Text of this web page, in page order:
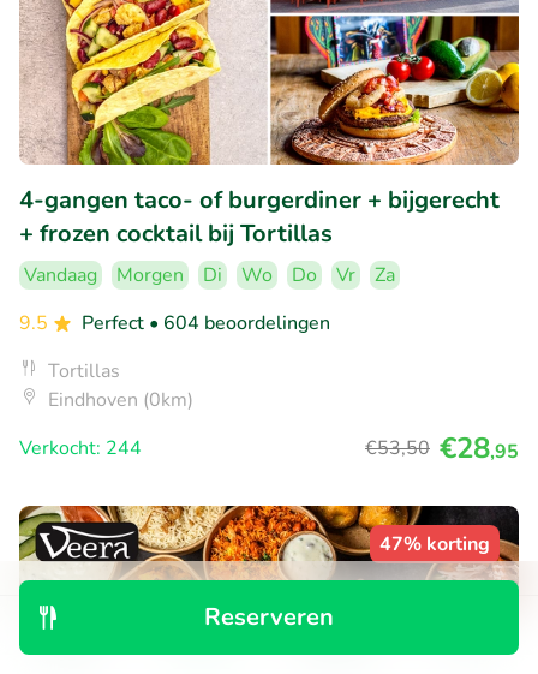
Reserveren
4-gangen taco- of burgerdiner + bijgerecht
+ frozen cocktail bij Tortillas
Vandaag Morgen Di Wo Do Vr
Za
9.5
Perfect • 604 beoordelingen
Tortillas
Eindhoven (0km)
Verkocht: 244
€53,50 €28,95
47% korting